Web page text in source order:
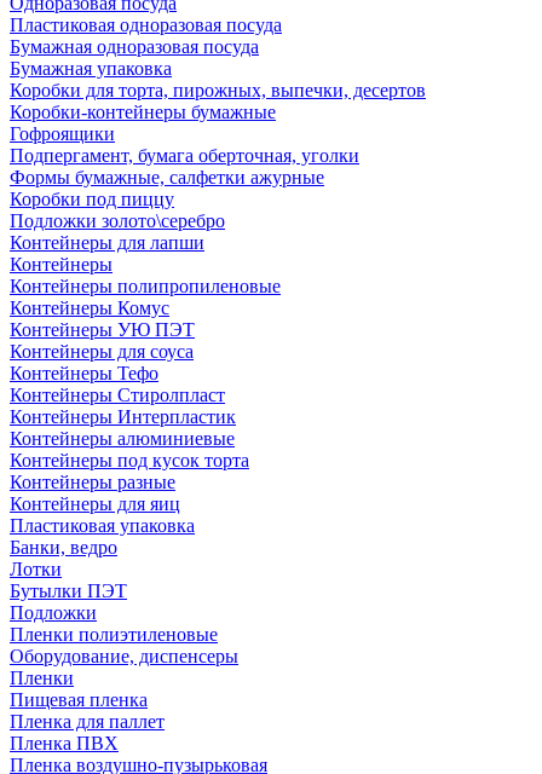
Пластиковая одноразовая посуда
Бумажная одноразовая посуда
Бумажная упаковка
Коробки для торта, пирожных, выпечки, десертов
Коробки-контейнеры бумажные
Гофроящики
Подпергамент, бумага оберточная, уголки
Формы бумажные, салфетки ажурные
Коробки под пиццу
Подложки золото\серебро
Контейнеры для лапши
Контейнеры
Контейнеры полипропиленовые
Контейнеры Комус
Контейнеры УЮ ПЭТ
Контейнеры для соуса
Контейнеры Тефо
Контейнеры Стиролпласт
Контейнеры Интерпластик
Контейнеры алюминиевые
Контейнеры под кусок торта
Контейнеры разные
Контейнеры для яиц
Пластиковая упаковка
Банки, ведро
Лотки
Бутылки ПЭТ
Подложки
Пленки полиэтиленовые
Оборудование, диспенсеры
Пленки
Пищевая пленка
Пленка для паллет
Пленка ПВХ
Пленка воздушно-пузырьковая